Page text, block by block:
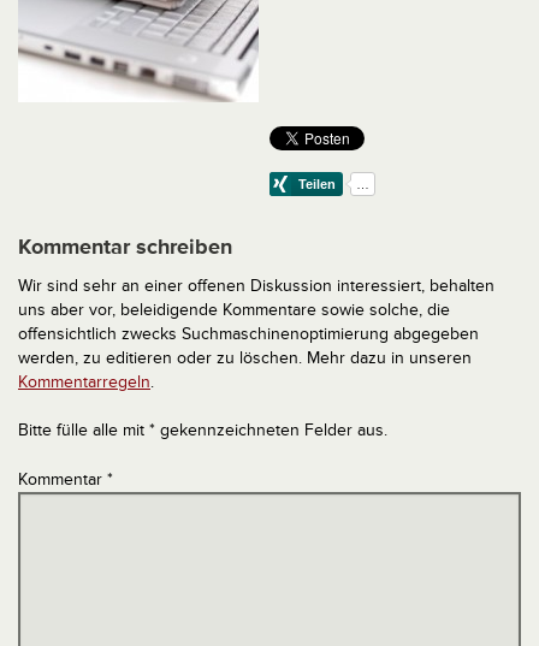
Kommentar schreiben
Wir sind sehr an einer offenen Diskussion interessiert, behalten
uns aber vor, beleidigende Kommentare sowie solche, die
offensichtlich zwecks Suchmaschinenoptimierung abgegeben
werden, zu editieren oder zu löschen. Mehr dazu in unseren
Kommentarregeln.
Bitte fülle alle mit * gekennzeichneten Felder aus.
Kommentar *